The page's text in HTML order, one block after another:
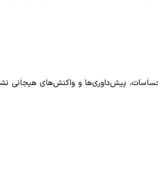
پیش‌داوری‌ها و واکنش‌های هیجانی